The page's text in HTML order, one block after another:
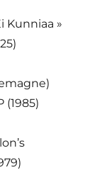
Kunniaa »
(1985)